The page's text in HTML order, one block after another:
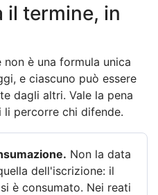
il termine, in
è una formula unica
e ciascuno può essere
dagli altri. Vale la pena
percorre chi difende.
Non la data
dell'iscrizione: il
è consumato. Nei reati